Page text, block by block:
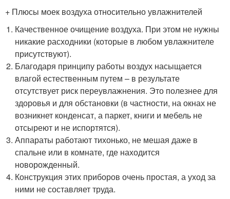
+ Плюсы моек воздуха относительно увлажнителей
Качественное очищение воздуха. При этом не нужны
никакие расходники (которые в любом увлажнителе
присутствуют).
Благодаря принципу работы воздух насыщается
влагой естественным путем – в результате
отсутствует риск переувлажнения. Это полезнее для
здоровья и для обстановки (в частности, на окнах не
возникнет конденсат, а паркет, книги и мебель не
отсыреют и не испортятся).
Аппараты работают тихонько, не мешая даже в
спальне или в комнате, где находится
новорожденный.
Конструкция этих приборов очень простая, а уход за
ними не составляет труда.